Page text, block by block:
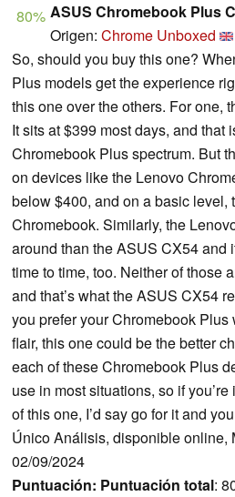
80% ASUS Chromebook Plus
Origen: Chrome Unboxed
So, should you buy this one?
Plus models get the experience
this one over the others. For one,
It sits at $399 most days, and that
Chromebook Plus spectrum. But
on devices like the Lenovo
below $400, and on a basic level,
Chromebook. Similarly, the
around than the ASUS CX54 and
time to time, too. Neither of those
and that’s what the ASUS CX54
you prefer your Chromebook Plus
flair, this one could be the better
each of these Chromebook Plus
use in most situations, so if
of this one, I’d say go for it and
Único Análisis, disponible online,
02/09/2024
Puntuación: Puntuación total: